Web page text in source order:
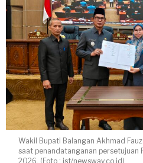
Wakil Bupati Balangan Akhmad
saat penandatanganan persetujuan
2026. (Foto : ist/newsway.co.id)